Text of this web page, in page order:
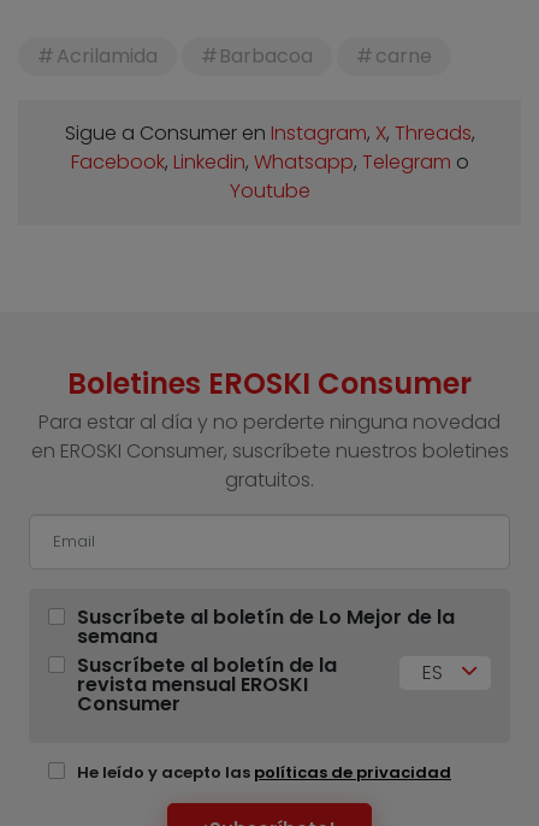
Acrilamida Barbacoa carne
Sigue a Consumer en Instagram, X, Threads,
Facebook, Linkedin, Whatsapp, Telegram o
Youtube
Boletines EROSKI Consumer
Para estar al día y no perderte ninguna novedad
en EROSKI Consumer, suscríbete nuestros boletines
gratuitos.
Suscríbete al boletín de Lo Mejor de la
semana
Suscríbete al boletín de la
revista mensual EROSKI
Consumer
ES
He leído y acepto las políticas de privacidad